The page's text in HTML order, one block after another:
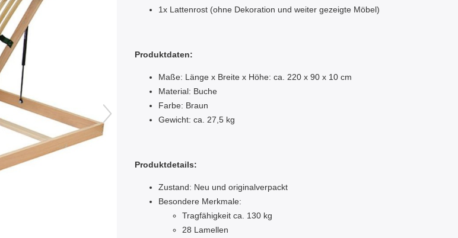
1x Lattenrost (ohne Dekoration und weiter gezeigte Möbel)
Produktdaten:
Maße: Länge x Breite x Höhe: ca. 220 x 90 x 10 cm
Material: Buche
Farbe: Braun
Gewicht: ca. 27,5 kg
Produktdetails:
Zustand: Neu und originalverpackt
Besondere Merkmale:
Tragfähigkeit ca. 130 kg
28 Lamellen